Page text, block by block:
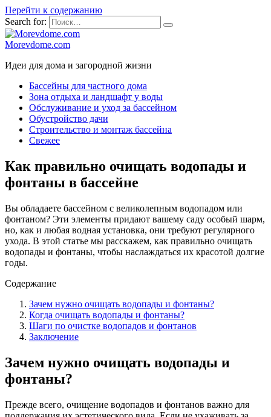
Перейти к содержанию
Search for:
Morevdome.com
Идеи для дома и загородной жизни
Бассейны для частного дома
Зона отдыха и ландшафт у воды
Обслуживание и уход за бассейном
Обустройство дачи
Строительство и монтаж бассейна
Свежее
Как правильно очищать водопады и
фонтаны в бассейне
Вы обладаете бассейном с великолепным водопадом или
фонтаном? Эти элементы придают вашему саду особый шарм,
но, как и любая водная установка, они требуют регулярного
ухода. В этой статье мы расскажем, как правильно очищать
водопады и фонтаны, чтобы наслаждаться их красотой долгие
годы.
Содержание
Зачем нужно очищать водопады и фонтаны?
Когда очищать водопады и фонтаны?
Шаги по очистке водопадов и фонтанов
Заключение
Зачем нужно очищать водопады и
фонтаны?
Прежде всего, очищение водопадов и фонтанов важно для